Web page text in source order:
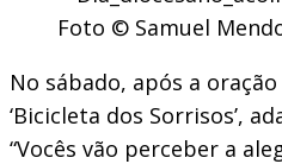
Foto © Samuel
No sábado, após a
‘Bicicleta dos Sorrisos’,
“Vocês vão perceber a